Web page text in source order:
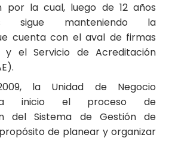
por la cual, luego de 12 años
sigue manteniendo la
cuenta con el aval de firmas
y el Servicio de Acreditación
la Unidad de Negocio
inicio el proceso de
del Sistema de Gestión de
de planear y organizar